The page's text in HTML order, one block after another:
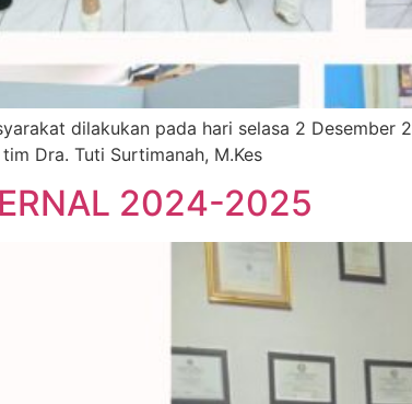
dilakukan pada hari selasa 2
Dra. Tuti Surtimanah, M.Kes
2024-2025